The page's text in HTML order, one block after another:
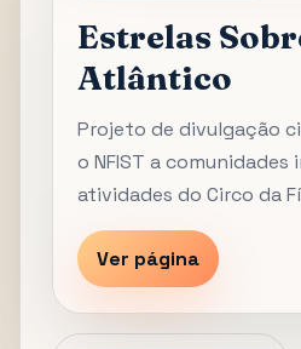
Estrelas
Atlântico
Projeto de divulgação
o NFIST a comunidades
atividades do Circo da
Ver página